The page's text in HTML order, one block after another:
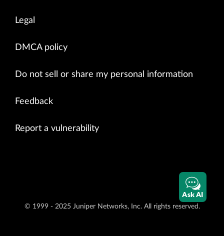
Legal
DMCA policy
Do not sell or share my personal information
Feedback
Report a vulnerability
© 1999 - 2025 Juniper Networks, Inc. All rights reserved.
Ask AI